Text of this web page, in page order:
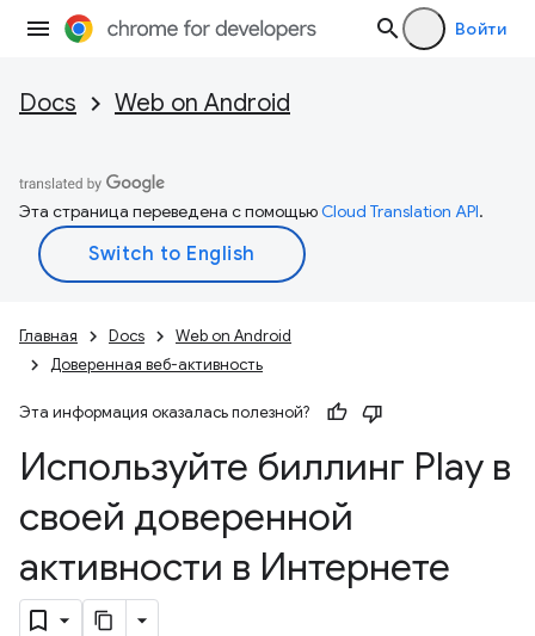
Войти
Docs Web on Android
Эта страница переведена с помощьюCloud Translation API.
Главная Docs
Web on Android
Доверенная веб-активность
Эта информация оказалась полезной?
Используйте биллинг Play в
своей доверенной
активности в Интернете